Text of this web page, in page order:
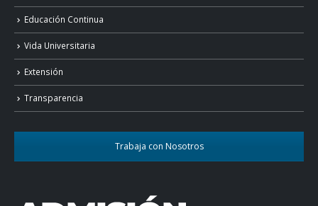
Educación Continua
Vida Universitaria
Extensión
Transparencia
Trabaja con Nosotros